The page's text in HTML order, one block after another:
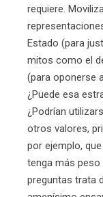
requiere.
Estado (para
mitos como el
(para oponerse
¿Puede esa
¿Podrían
otros valores,
por ejemplo,
tenga más
preguntas trata